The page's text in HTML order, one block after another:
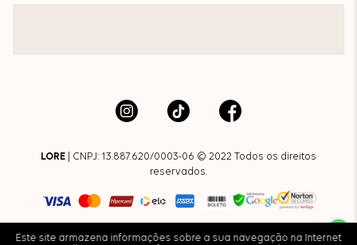
Este site armazena informações sobre a sua navegação na Internet
LORE | CNPJ: 13.887.620/0003-06 © 2022 Todos os direitos
reservados.